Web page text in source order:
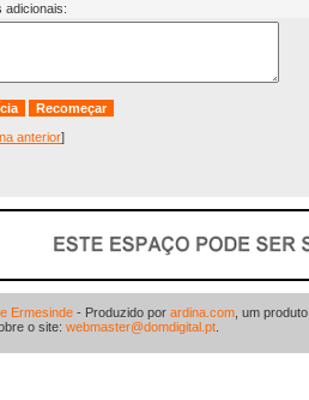
adicionais:
anterior]
Ermesinde - Produzido por ardina.com , um
o site: webmaster@domdigital.pt